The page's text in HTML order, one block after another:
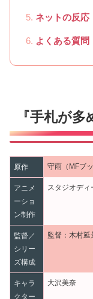
ネットの反応
よくある質問
『手札が
原作 守雨（MFブ
アニメ
ーショ
ン制作
スタジオディ
監督／
シリー
ズ構成
監督：木村
キャラ
クター
大沢美奈